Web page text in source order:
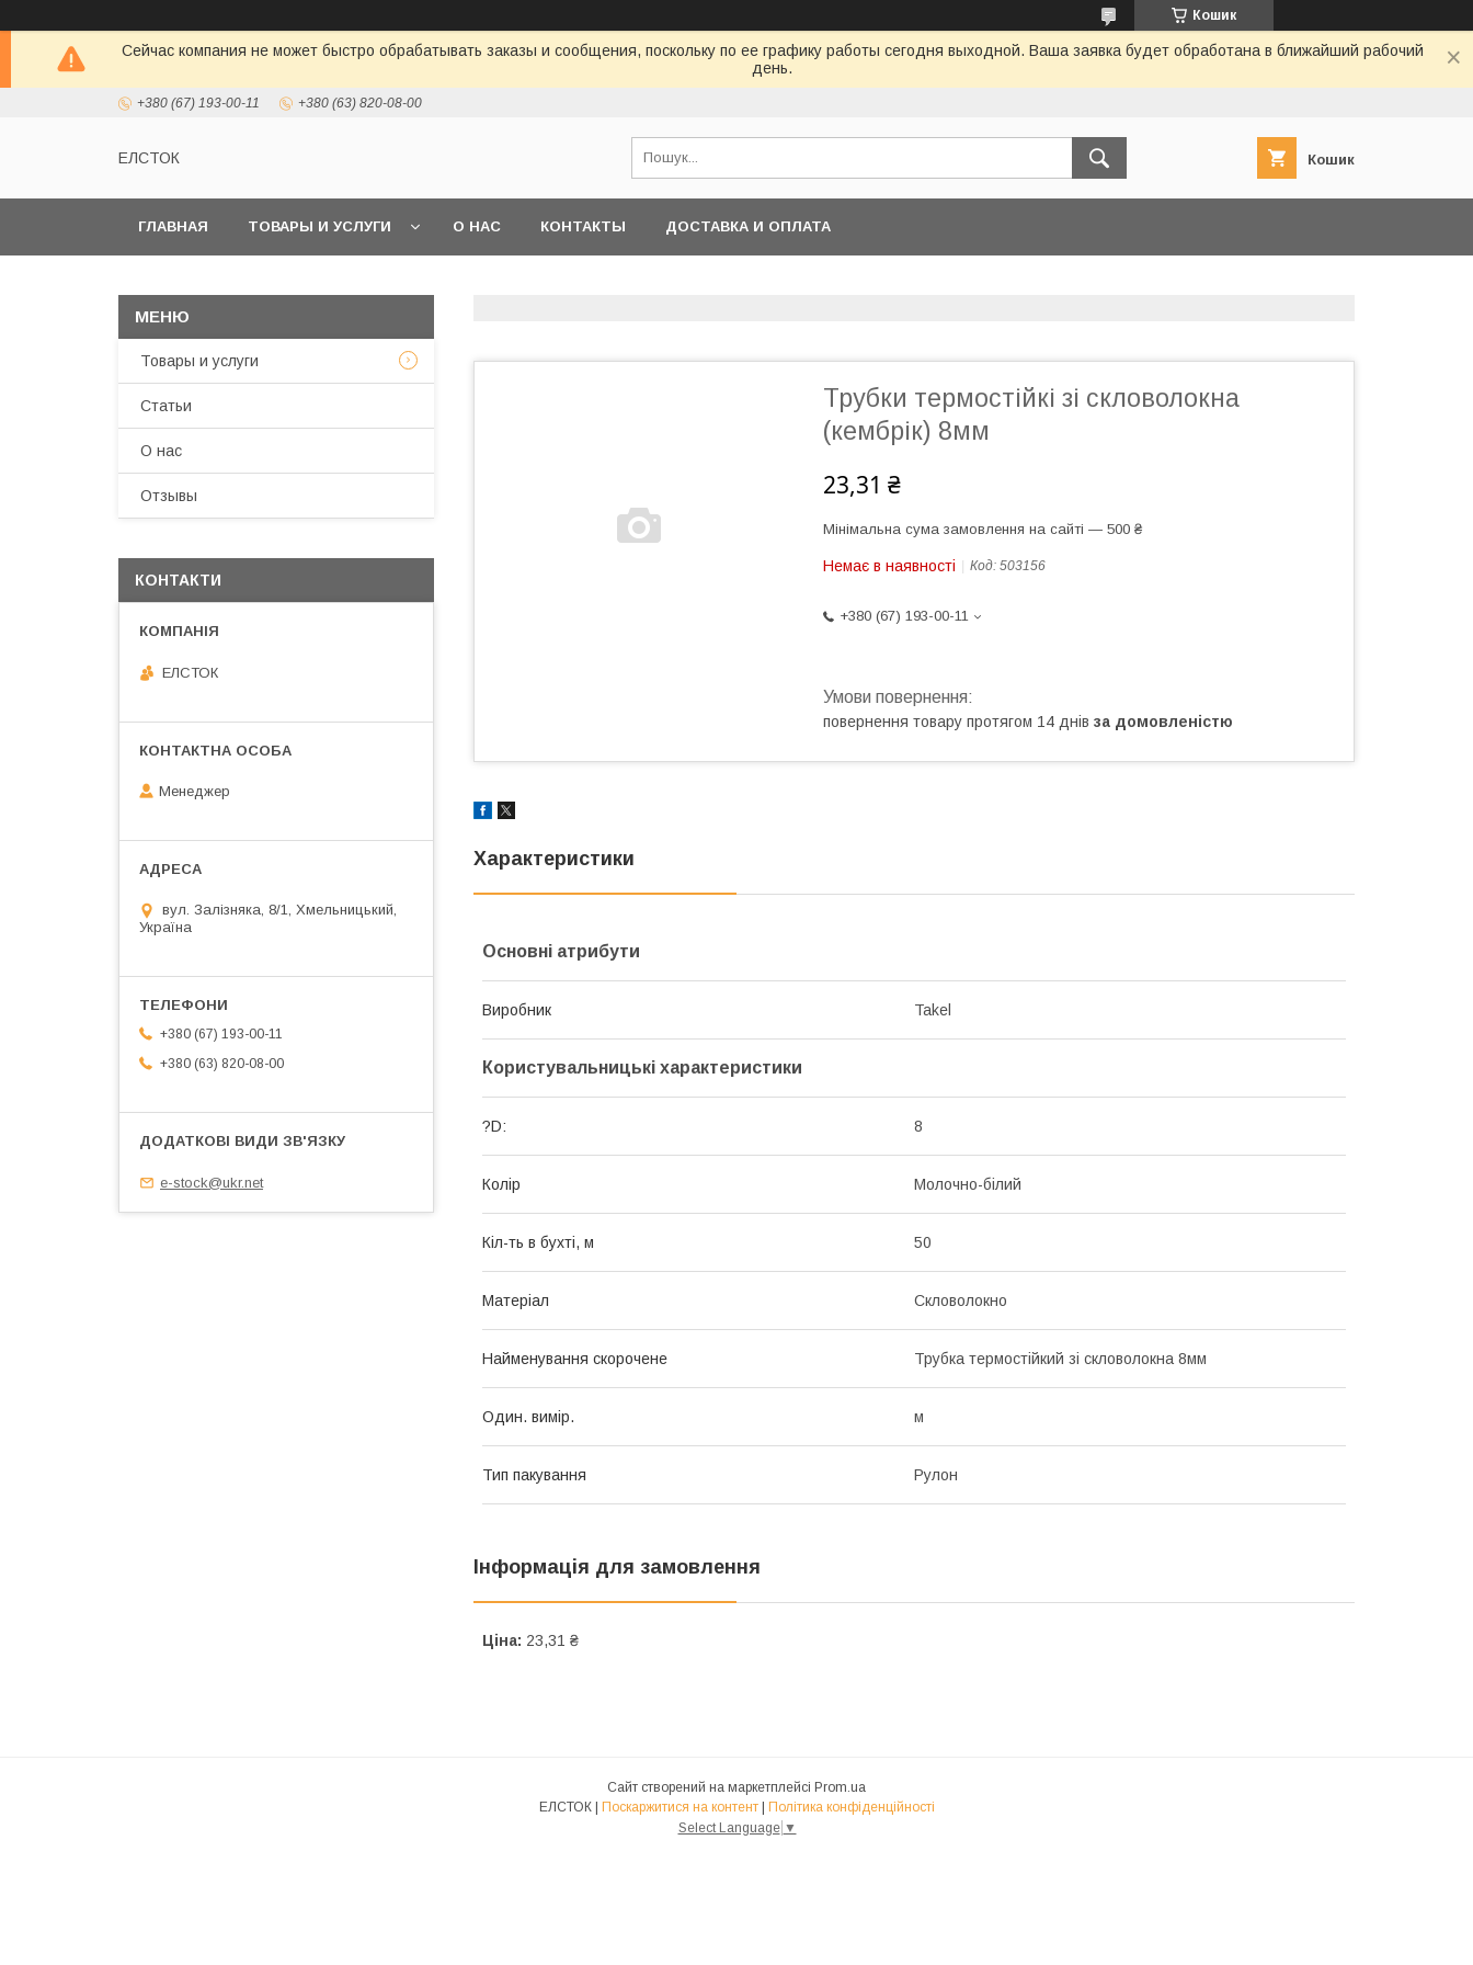
Кошик
Сейчас компания не может быстро обрабатывать заказы и сообщения, поскольку по ее графику работы сегодня выходной. Ваша заявка будет обработана в ближайший рабочий
день.
+380 (67) 193-00-11 +380 (63) 820-08-00
ЕЛСТОК Кошик
ГЛАВНАЯ ТОВАРЫ И УСЛУГИ О НАС КОНТАКТЫ ДОСТАВКА И ОПЛАТА
Трубки термостійкі зі скловолокна
(кембрік) 8мм
23,31 ₴
Мінімальна сума замовлення на сайті — 500 ₴
Немає в наявності Код: 503156
+380 (67) 193-00-11
повернення товару протягом 14 днів за домовленістю
Характеристики
Основні атрибути
Виробник Takel
Користувальницькі характеристики
?D: 8
Колір Молочно-білий
Кіл-ть в бухті, м 50
Матеріал Скловолокно
Найменування скорочене Трубка термостійкий зі скловолокна 8мм
Один. вимір. м
Тип пакування Рулон
Інформація для замовлення
Ціна: 23,31 ₴
Товары и услуги
Статьи
О нас
Отзывы
КОНТАКТИ
ЕЛСТОК
Менеджер
вул. Залізняка, 8/1, Хмельницький,
Україна
+380 (67) 193-00-11
+380 (63) 820-08-00
e-stock@ukr.net
Сайт створений на маркетплейсі Prom.ua
Поскаржитися на контент
Політика конфіденційності
Select Language ▼